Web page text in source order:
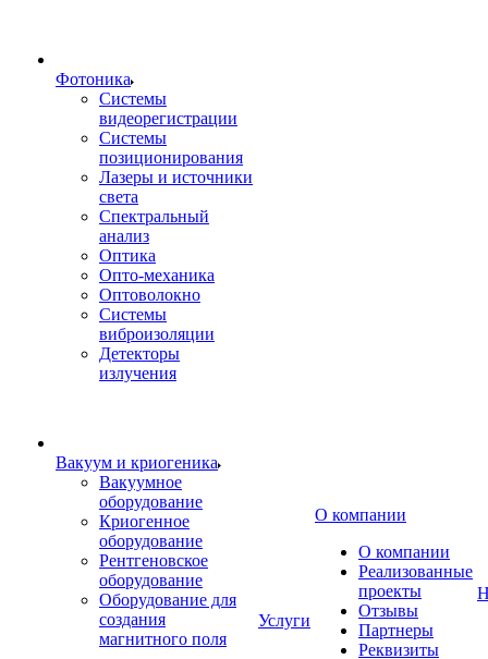
Фотоника
Cистемы
видеорегистрации
Системы
позиционирования
Лазеры и источники
света
Спектральный
анализ
Оптика
Опто-механика
Оптоволокно
Системы
виброизоляции
Детекторы
излучения
Вакуум и криогеника
Вакуумное
оборудование
Криогенное
оборудование
Рентгеновское
оборудование
Оборудование для
создания
магнитного поля
Услуги
О компании
О компании
Реализованные
проекты
Отзывы
Партнеры
Реквизиты